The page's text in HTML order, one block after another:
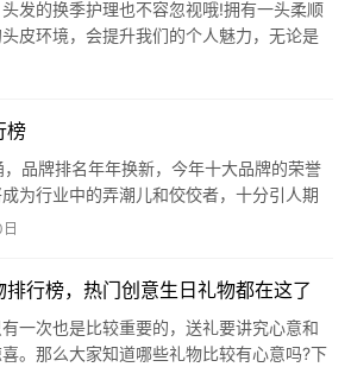
的换季护理也不容忽视哦!拥有一头柔顺
皮环境，会提升我们的个人魅力，无论是
头皮护理重视起来!今天，网
油洗发水 能有效保护头皮，减少头皮…
榜
品牌排名年年换新，今年十大品牌的荣誉
为行业中的弄潮儿和佼佼者，十分引人期
名一：康宝Canbo 康宝于1988年创
行榜，热门创意生日礼物都在这了
次也是比较重要的，送礼要讲究心意和
。那么大家知道哪些礼物比较有心意吗?下